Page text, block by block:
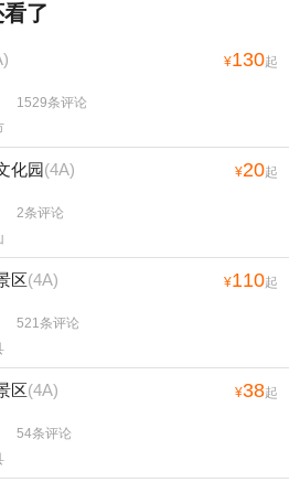
了
¥130起
1529条评论
化园(4A) ¥20起
2条评论
区(4A) ¥110起
521条评论
区(4A) ¥38起
54条评论